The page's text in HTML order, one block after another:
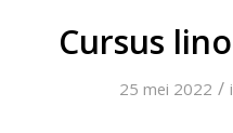
Cursus
25 mei 2022 /